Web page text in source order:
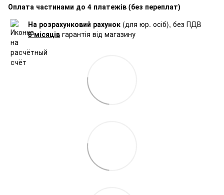
Оплата частинами до 4 платежів (без переплат)
На розрахунковий рахунок (для юр. осіб), без ПДВ
6 місяців гарантія від магазину